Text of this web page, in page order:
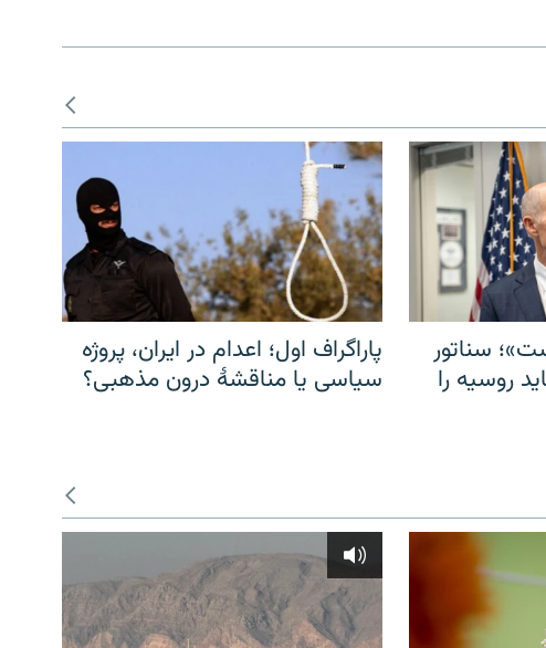
سناتور
روسیه را
پاراگراف اول؛ اعدام در ایران، پروژه
سیاسی یا مناقشهٔ درون مذهبی؟